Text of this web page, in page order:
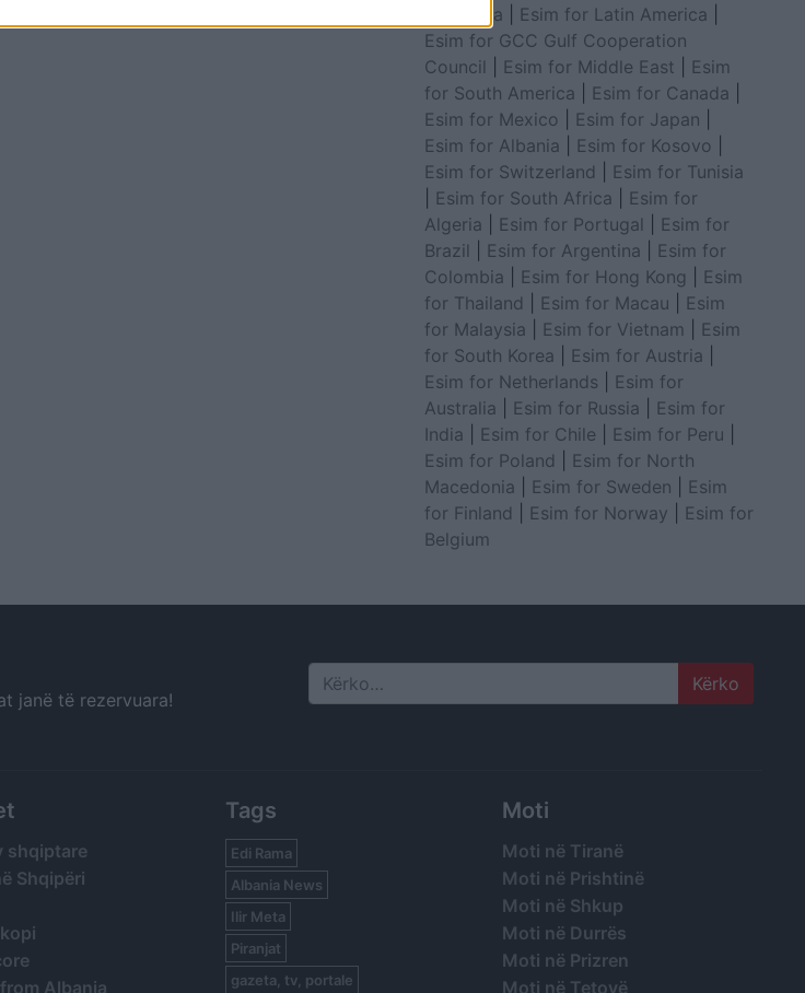
for Africa
Esim for Latin America
Esim for GCC Gulf Cooperation
Council
Esim for Middle East
Esim
for South America
Esim for Canada
Esim for Mexico
Esim for Japan
Esim for Albania
Esim for Kosovo
Esim for Switzerland
Esim for Tunisia
Esim for South Africa
Esim for
Algeria
Esim for Portugal
Esim for
Brazil
Esim for Argentina
Esim for
Colombia
Esim for Hong Kong
Esim
for Thailand
Esim for Macau
Esim
for Malaysia
Esim for Vietnam
Esim
for South Korea
Esim for Austria
Esim for Netherlands
Esim for
Australia
Esim for Russia
Esim for
India
Esim for Chile Esim for Peru
Esim for Poland
Esim for North
Macedonia
Esim for Sweden
Esim
for Finland
Esim for Norway
Esim for
Belgium
janë të rezervuara! Search
shqiptare
Shqipëri
Albania
Tags
Edi Rama
Albania News
Ilir Meta
Piranjat
gazeta, tv, portale
Moti
Moti në Tiranë
Moti në Prishtinë
Moti në Shkup
Moti në Durrës
Moti në Prizren
Moti në Tetovë